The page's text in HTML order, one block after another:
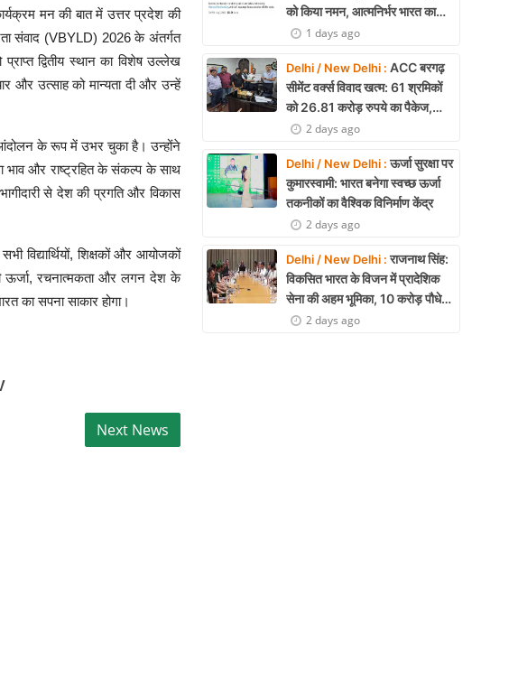
मन की बात में उत्तर प्रदेश की
संवाद (VBYLD) 2026 के अंतर्गत
द्वितीय स्थान का विशेष उल्लेख
और उत्साह को मान्यता दी और उन्हें
के रूप में उभर चुका है। उन्होंने
भाव और राष्ट्रहित के संकल्प के साथ
से देश की प्रगति और विकास
विद्यार्थियों, शिक्षकों और आयोजकों
ऊर्जा, रचनात्मकता और लगन देश के
का सपना साकार होगा।
को किया नमन, आत्मनिर्भर भारत का
बताया मजबूत आधार
1 days ago
Delhi / New Delhi : ACC बरगढ़
सीमेंट वर्क्स विवाद खत्म: 61 श्रमिकों
को 26.81 करोड़ रुपये का पैकेज,
समझौते पर मुहर
2 days ago
Delhi / New Delhi :ऊर्जा सुरक्षा पर
कुमारस्वामी: भारत बनेगा स्वच्छ ऊर्जा
तकनीकों का वैश्विक विनिर्माण केंद्र
2 days ago
Delhi / New Delhi :राजनाथ सिंह:
विकसित भारत के विजन में प्रादेशिक
सेना की अहम भूमिका, 10 करोड़ पौधे
लगाने का रिकॉर्ड
2 days ago